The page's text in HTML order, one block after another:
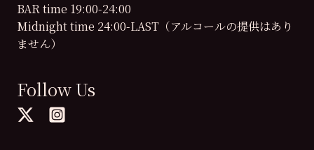
BAR time 19:00-24:00
Midnight time 24:00-LAST（アルコールの提供はあり
ません）
Follow Us